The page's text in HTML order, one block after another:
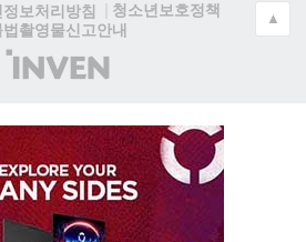
정보처리방침
청소년보호정책
법촬영물신고안내
(주)
인
▲